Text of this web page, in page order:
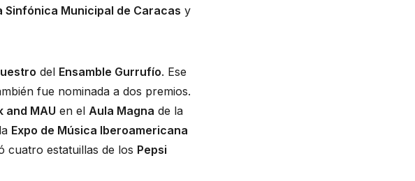
Sinfónica Municipal de Caracas
del Ensamble Gurrufío. Ese
fue nominada a dos premios.
and MAU en el Aula Magna de la
Expo de Música Iberoamericana
cuatro estatuillas de los Pepsi